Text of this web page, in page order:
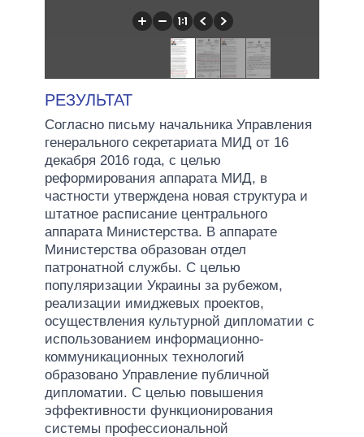
РЕЗУЛЬТАТ
Согласно письму начальника Управления
генерального секретариата МИД от 16
декабря 2016 года, с целью
реформирования аппарата МИД, в
частности утверждена новая структура и
штатное расписание центрального
аппарата Министерства. В аппарате
Министерства образован отдел
патронатной службы. С целью
популяризации Украины за рубежом,
реализации имиджевых проектов,
осуществления культурной дипломатии с
использованием информационно-
коммуникационных технологий
образовано Управление публичной
дипломатии. С целью повышения
эффективности функционирования
системы профессиональной